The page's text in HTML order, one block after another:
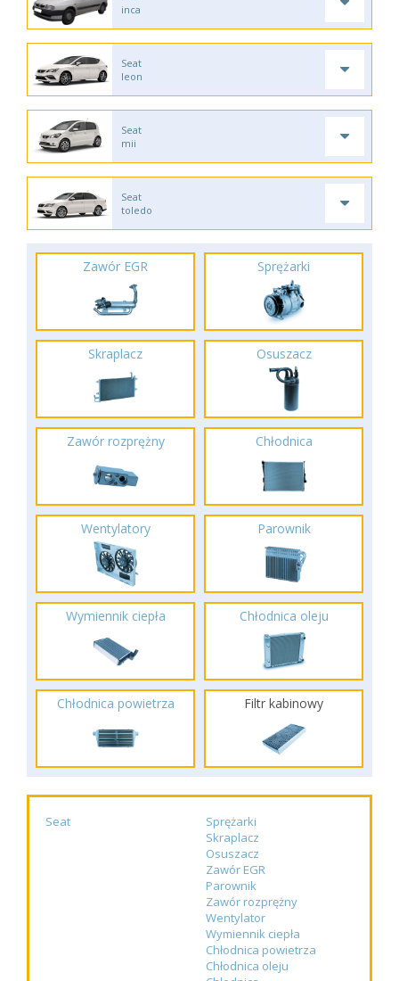
inca
Seat
leon
Seat
mii
Seat
toledo
Zawór EGR Sprężarki
Skraplacz Osuszacz
Zawór rozprężny Chłodnica
Wentylatory Parownik
Wymiennik ciepła Chłodnica oleju
Chłodnica powietrza Filtr kabinowy
Seat
Sprężarki
Skraplacz
Osuszacz
Zawór EGR
Parownik
Zawór rozprężny
Wentylator
Wymiennik ciepła
Chłodnica powietrza
Chłodnica oleju